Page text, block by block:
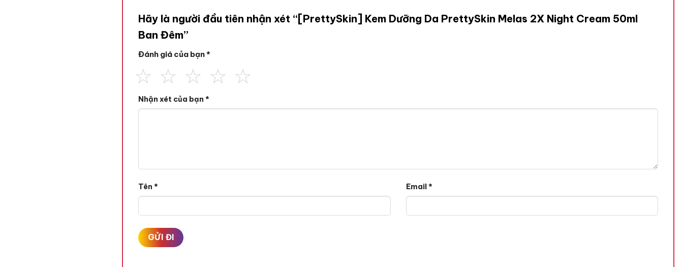
Hãy là người đầu tiên nhận xét “[PrettySkin] Kem Dưỡng Da PrettySkin Melas 2X Night Cream 50ml
Ban Đêm”
Đánh giá của bạn*
Nhận xét của bạn*
Tên* Email *